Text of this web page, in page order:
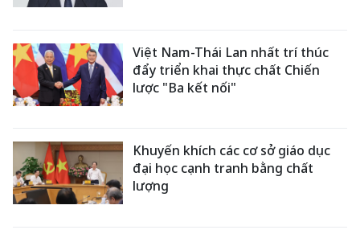
Việt Nam-Thái Lan nhất trí thúc
đẩy triển khai thực chất Chiến
lược "Ba kết nối"
Khuyến khích các cơ sở giáo dục
đại học cạnh tranh bằng chất
lượng